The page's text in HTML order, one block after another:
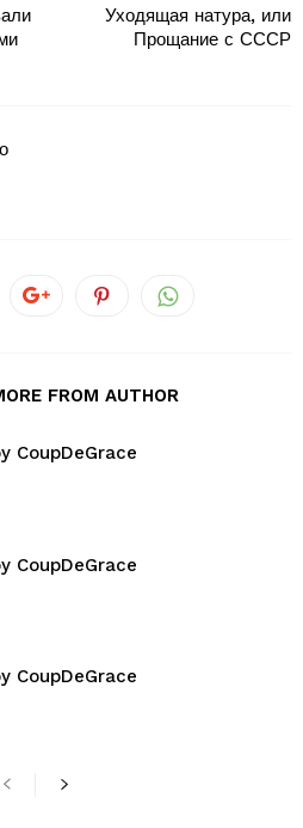
Уходящая натура, или
Прощание с СССР
FROM AUTHOR
CoupDeGrace
CoupDeGrace
CoupDeGrace